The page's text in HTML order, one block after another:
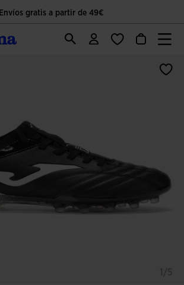
Envíos gratis a partir de 49€